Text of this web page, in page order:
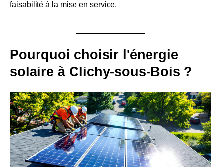
faisabilité à la mise en service.
Pourquoi choisir l'énergie
solaire à Clichy-sous-Bois ?